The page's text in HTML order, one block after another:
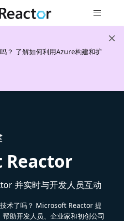
？ 了解如何利用Azure构建和扩
Reactor
并实时与开发人员互动
术了吗？ Microsoft Reactor 提
助开发人员、企业家和初创公司